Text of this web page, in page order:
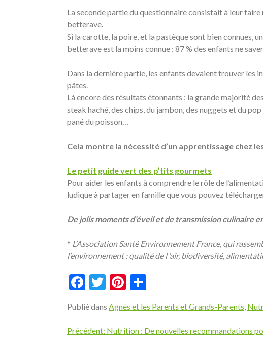
La seconde partie du questionnaire consistait à leur
betterave.
Si la carotte, la poire, et la pastèque sont bien connues,
betterave est la moins connue : 87 % des enfants ne
Dans la dernière partie, les enfants devaient trouver les
pâtes.
Là encore des résultats étonnants : la grande majorité
steak haché, des chips, du jambon, des nuggets et du
pané du poisson…
Cela montre la nécessité d’un apprentissage chez
Le petit guide vert des p’tits gourmets
Pour aider les enfants à comprendre le rôle de
ludique à partager en famille que vous pouvez
De jolis moments d’éveil et de transmission culinaire
* L’Association Santé Environnement France, qui
l’environnement : qualité de l ‘air, biodiversité,
Facebook
TwitterPinterest
Publié dans Agnès et les Parents et Grands-Parents,
Navigation
Précédent: Nutrition : De nouvelles recommandations